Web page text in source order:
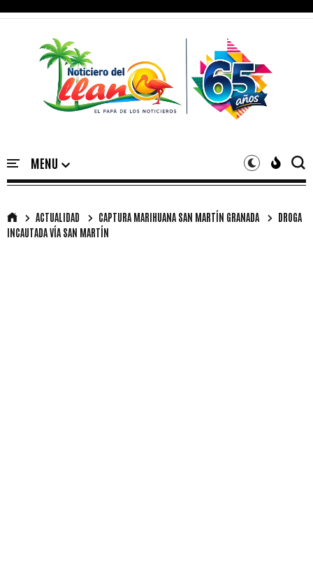
ACTUALIDAD CAPTURA MARIHUANA SAN MARTÍN GRANADA
DROGA
INCAUTADA VÍA SAN MARTÍN